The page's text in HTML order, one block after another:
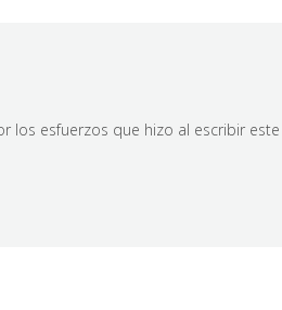
los esfuerzos que hizo al escribir este